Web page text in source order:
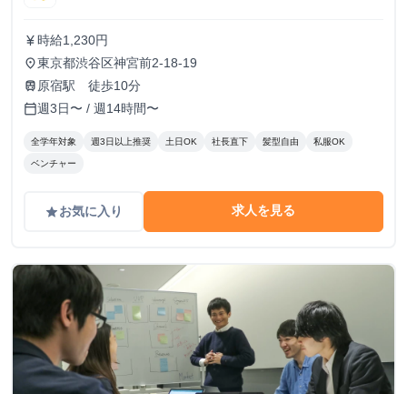
currency_yen 時給1,230円
place東京都渋谷区神宮前2-18-19
train 原宿駅 徒歩10分
calendar_today週3日〜 / 週14時間〜
全学年対象 週3日以上推奨 土日OK 社長直下 髪型自由 私服OK
ベンチャー
gradeお気に入り 求人を見る